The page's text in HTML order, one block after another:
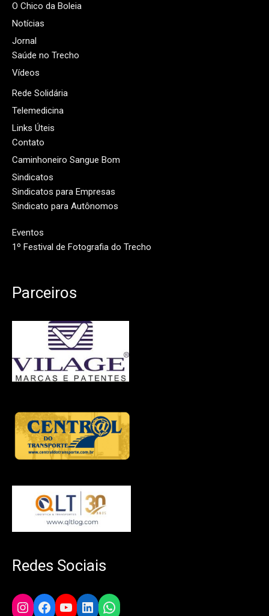
O Chico da Boleia
Notícias
Jornal
Saúde no Trecho
Vídeos
Rede Solidária
Telemedicina
Links Úteis
Contato
Caminhoneiro Sangue Bom
Sindicatos
Sindicatos para Empresas
Sindicato para Autônomos
Eventos
1º Festival de Fotografia do Trecho
Parceiros
Redes Sociais
Instagram
Facebook
YouTube
LinkedIn
WhatsApp